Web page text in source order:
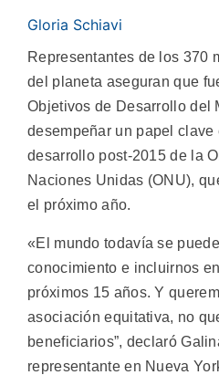
Gloria Schiavi
Representantes de los 370
del planeta aseguran que
Objetivos de Desarrollo del
desempeñar un papel clave
desarrollo post-2015 de la
Naciones Unidas (ONU),
el próximo año.
«El mundo todavía se
conocimiento e incluirnos
próximos 15 años. Y
asociación equitativa, no
beneficiarios”, declaró
representante en Nueva